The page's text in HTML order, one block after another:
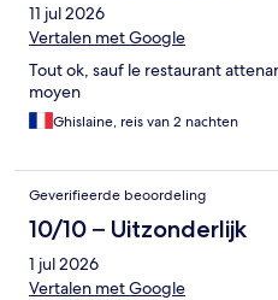
11 jul 2026
Vertalen met Google
Tout ok, sauf le restaurant
moyen
Ghislaine, reis van 2 nachten
Geverifieerde beoordeling
10/10 – Uitzonderlijk
1 jul 2026
Vertalen met Google